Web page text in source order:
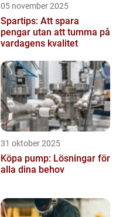
05 november 2025
Spartips: Att spara
pengar utan att tumma på
vardagens kvalitet
31 oktober 2025
Köpa pump: Lösningar för
alla dina behov